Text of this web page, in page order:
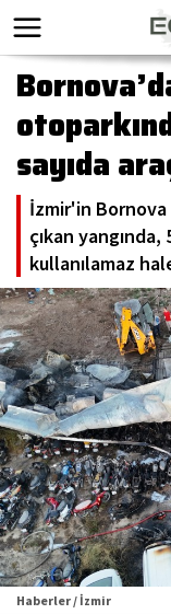
sayıda
İzmir'in
çıkan
kullanılamaz
Haberler / İzmir